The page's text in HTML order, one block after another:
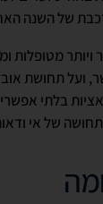
של השנה
ויותר
ועל תחושת
של אי